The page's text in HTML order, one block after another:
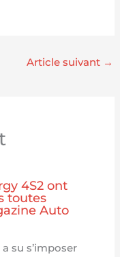
Article suivant →
4S2 ont
toutes
Auto
su s’imposer